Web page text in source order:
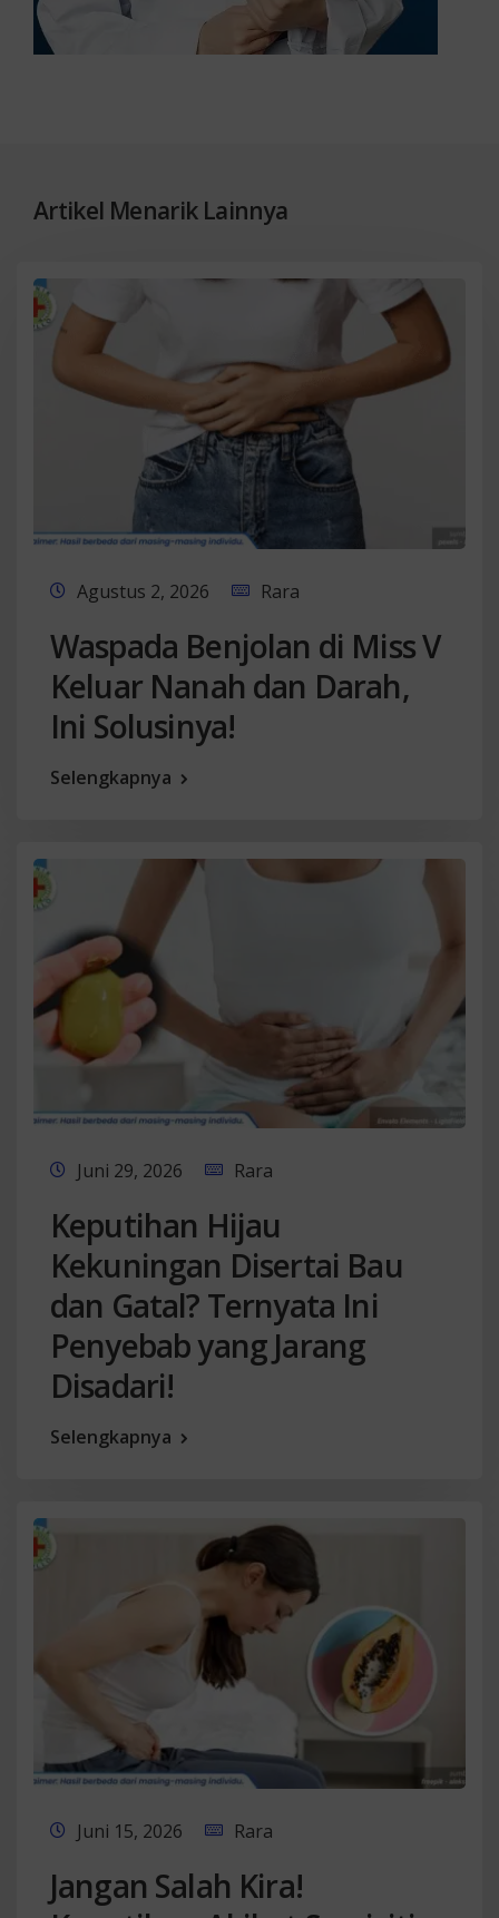
Artikel Menarik Lainnya
Agustus 2, 2026 Rara
Waspada Benjolan di Miss V
Keluar Nanah dan Darah,
Ini Solusinya!
Selengkapnya
Juni 29, 2026 Rara
Keputihan Hijau
Kekuningan Disertai Bau
dan Gatal? Ternyata Ini
Penyebab yang Jarang
Disadari!
Selengkapnya
Juni 15, 2026 Rara
Jangan Salah Kira!